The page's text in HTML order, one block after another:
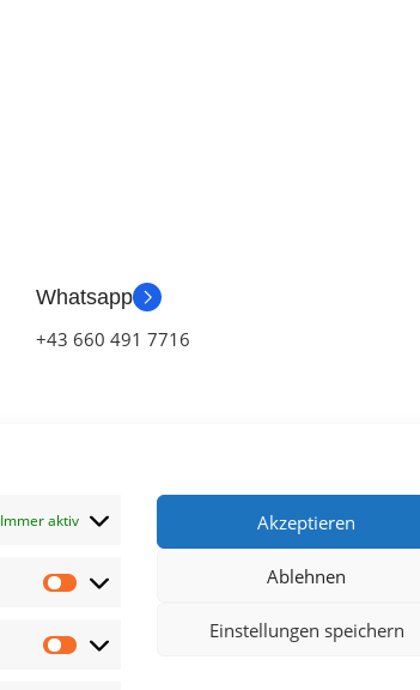
Immer aktiv Akzeptieren
Ablehnen
Einstellungen speichern
Whatsapp
+43 660 491 7716